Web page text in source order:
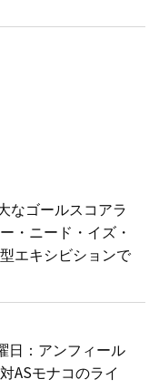
なゴールスコアラ
・ニード・イズ・
エキシビションで
日：アンフィール
ASモナコのライ